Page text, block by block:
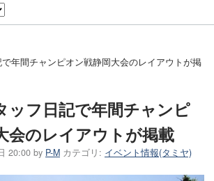
年間チャンピオン戦静岡大会のレイアウトが掲
ッフ日記で年間チャンピ
会のレイアウトが掲載
20:00 by P-M カテゴリ: イベント情報(タミヤ)